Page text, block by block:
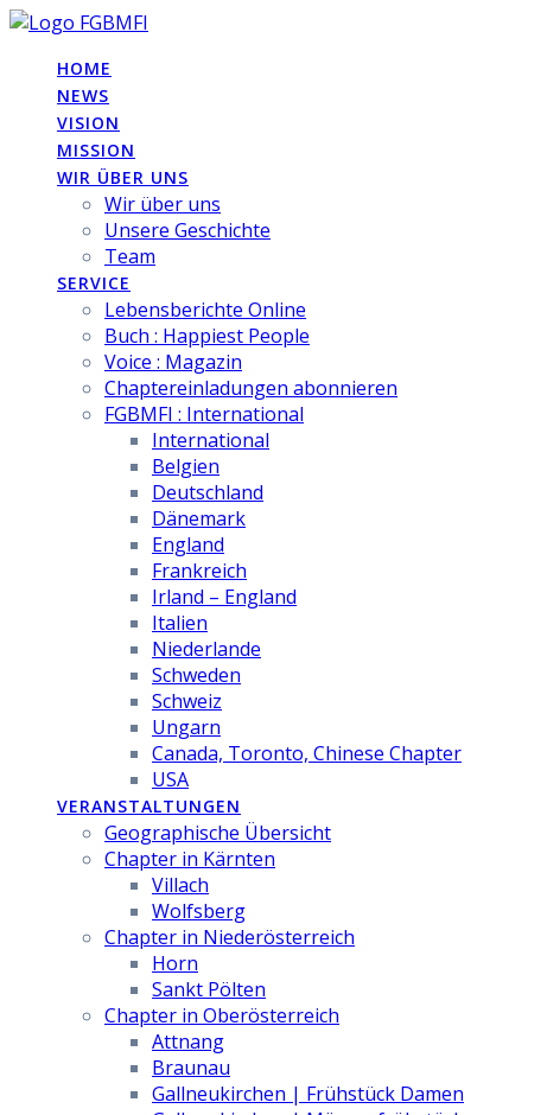
Skip
contentHOME
NEWS
VISION
MISSION
WIR ÜBER UNS
Wir über uns
Unsere Geschichte
Team
SERVICE
Lebensberichte Online
Buch : Happiest People
Voice : Magazin
Chaptereinladungen abonnieren
FGBMFI : International
International
Belgien
Deutschland
Dänemark
England
Frankreich
Irland – England
Italien
Niederlande
Schweden
Schweiz
Ungarn
Canada, Toronto, Chinese Chapter
USA
VERANSTALTUNGEN
Geographische Übersicht
Chapter in Kärnten
Villach
Wolfsberg
Chapter in Niederösterreich
Horn
Sankt Pölten
Chapter in Oberösterreich
Attnang
Braunau
Gallneukirchen | Frühstück Damen